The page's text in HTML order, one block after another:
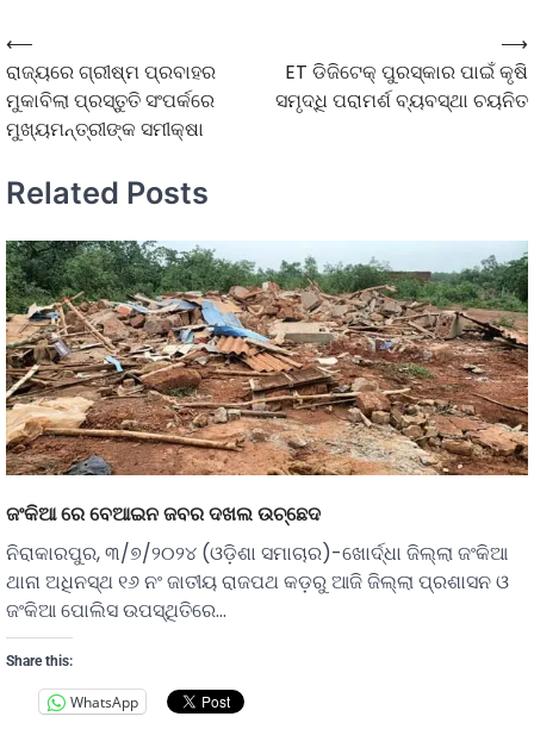
⟵
ରାଜ୍ୟରେ ଗ୍ରୀଷ୍ମ ପ୍ରବାହର
ମୁକାବିଲା ପ୍ରସ୍ତୁତି ସଂପର୍କରେ
ମୁଖ୍ୟମନ୍ତ୍ରୀଙ୍କ ସମୀକ୍ଷା
ET ଡିଜିଟେକ୍ ପୁରସ୍କାର ପାଇଁ କୃଷି
ସମୃଦ୍ଧି ପରାମର୍ଶ ବ୍ୟବସ୍ଥା ଚୟନିତ
⟶
Related Posts
ଜଂକିଆ ରେ ବେଆଇନ ଜବର ଦଖଲ ଉଚ୍ଛେଦ
ନିରାକାରପୁର, ୩/୭/୨୦୨୪ (ଓଡ଼ିଶା ସମାଚାର)-ଖୋର୍ଦ୍ଧା ଜିଲ୍ଲା ଜଂକିଆ
ଥାନା ଅଧିନସ୍ଥ ୧୬ ନଂ ଜାତୀୟ ରାଜପଥ କଡ଼ରୁ ଆଜି ଜିଲ୍ଲା ପ୍ରଶାସନ ଓ
ଜଂକିଆ ପୋଲିସ ଉପସ୍ଥିତିରେ…
Share this:
WhatsApp